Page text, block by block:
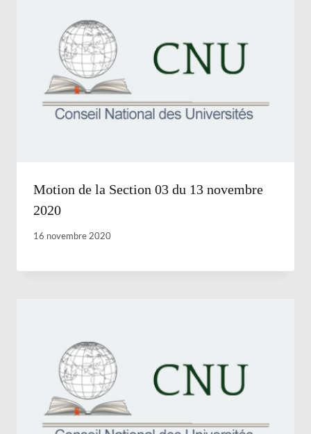
Motion de la Section 03 du 13 novembre
2020
16 novembre 2020